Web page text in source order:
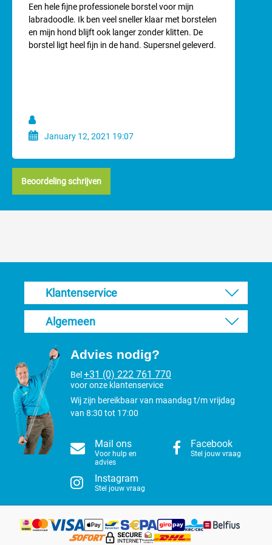
Flexibiliteit
De volledig flexibele borstelkop veert de duizenden borstelstreken
bij de dagelijkse verzorging af:
Waterdicht.
Voor optimale resultaten
Borstel met een lichte hand - zonder druk uit te oefenen.
Beweeg de borstel altijd in de richting van de handgreep -
Nooitopzij borstelen!
Niet "hakken", voer met een rechte pols gelijkmatige, zachte
gebruiken:
Tibetaanse terriër, goldendoodle, bolonka zwetna, briard, collie,
sheltie, picard, Portugese & Spaanse waterhond, bobtail, bearded
collie, pon, pomspitz en pomeranian.
Een hele fijne professionele borstel voor mijn
labradoodle. Ik ben veel sneller klaar met borstelen
en mijn hond blijft ook langer zonder klitten. De
borstel ligt heel fijn in de hand. Supersnel geleverd.
January 12, 2021 19:07
Beoordeling schrijven
Klantenservice
Algemeen
Advies nodig?
Bel +31 (0) 222 761 770
voor onze klantenservice
Wij zijn bereikbaar van maandag t/m vrijdag
van 8:30 tot 17:00
Mail ons
Voor hulp en
advies
Facebook
Stel jouw vraag
Instagram
Stel jouw vraag